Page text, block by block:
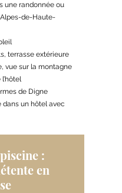
une randonnée ou
de-Haute-
terrasse extérieure
vue sur la montagne
de Digne
un hôtel avec
:
en